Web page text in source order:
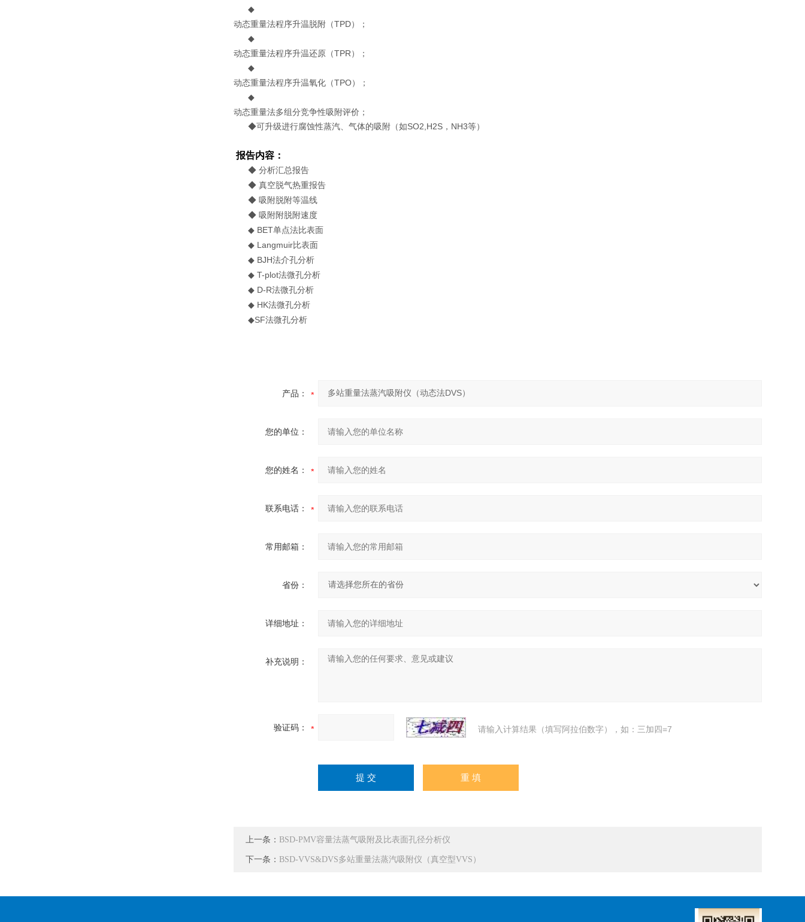
◆
动态重量法程序升温脱附（TPD）；
◆
动态重量法程序升温还原（TPR）；
◆
动态重量法程序升温氧化（TPO）；
◆
动态重量法多组分竞争性吸附评价；
◆ 可升级进行腐蚀性蒸汽、气体的吸附（如SO2,H2S，NH3等）
报告内容：
◆ 分析汇总报告
◆ 真空脱气热重报告
◆ 吸附脱附等温线
◆ 吸附附脱附速度
◆ BET单点法比表面
◆ Langmuir比表面
◆ BJH法介孔分析
◆ T-plot法微孔分析
◆ D-R法微孔分析
◆ HK法微孔分析
◆SF法微孔分析
产品：
您的单位：
您的姓名：
联系电话：
常用邮箱：
省份：
详细地址：
补充说明：
验证码： 请输入计算结果（填写阿拉伯数字），如：三加四=7
上一条： BSD-PMV容量法蒸气吸附及比表面孔径分析仪
下一条： BSD-VVS&DVS多站重量法蒸汽吸附仪（真空型VVS）